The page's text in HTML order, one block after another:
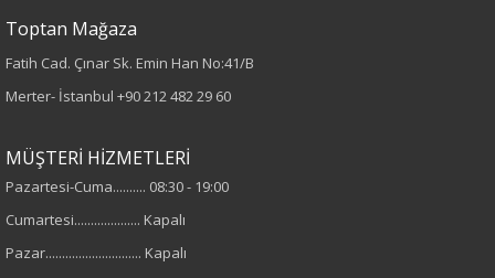
%75 Viskon
Yaka Tipi
Cinsiyet
Toptan Mağaza
Fatih Cad. Çınar Sk. Emin Han No:41/B
Merter- İstanbul +90 212 482 29 60
MÜŞTERİ HİZMETLERİ
Pazartesi-Cuma.......... 08:30 - 19:00
Cumartesi.................... Kapalı
Pazar............................. Kapalı